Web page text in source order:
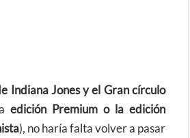
Indiana Jones y el Gran círculo
edición Premium o la edición
), no haría falta volver a pasar